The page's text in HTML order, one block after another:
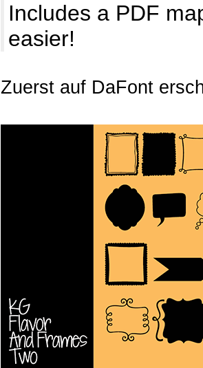
Includes a PDF
easier!
Zuerst auf DaFont